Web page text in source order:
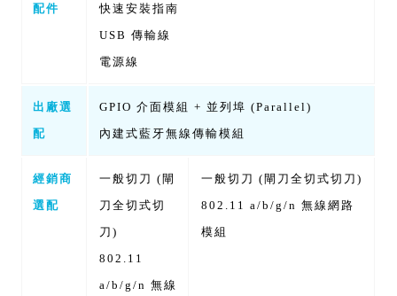
配件
快速安裝指南
USB 傳輸線
電源線
出廠選
配
GPIO 介面模組 + 並列埠 (Parallel)
內建式藍牙無線傳輸模組
經銷商
選配
一般切刀 (閘
刀全切式切
刀)
802.11
a/b/g/n 無線
一般切刀 (閘刀全切式切刀)
802.11 a/b/g/n 無線網路
模組